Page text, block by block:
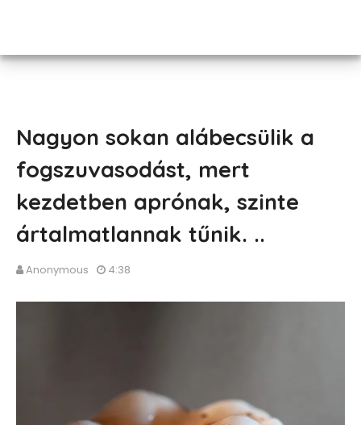
Nagyon sokan alábecsülik a
fogszuvasodást, mert
kezdetben aprónak, szinte
ártalmatlannak tűnik. ..
Anonymous 4:38